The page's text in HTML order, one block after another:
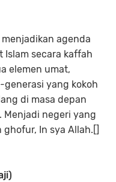
agenda
Islam secara kaffah
elemen umat,
yang kokoh
di masa depan
Menjadi negeri yang
In sya Allah.[]